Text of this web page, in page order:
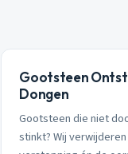
Gootsteen
Dongen
Gootsteen die niet
stinkt? Wij